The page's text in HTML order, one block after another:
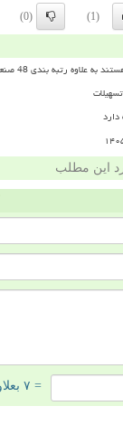
(1)
(0)
رتبه بندی 48 صنعت بورسی
این مطلب
= ۷ بعلاوه ۱